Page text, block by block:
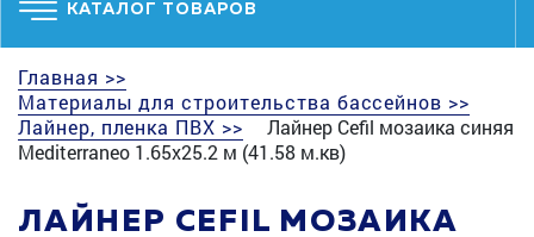
КАТАЛОГ ТОВАРОВ
Главная >>
Материалы для строительства бассейнов >>
Лайнер, пленка ПВХ >>
Лайнер Cefil мозаика синяя
Mediterraneo 1.65x25.2 м (41.58 м.кв)
ЛАЙНЕР CEFIL МОЗАИКА